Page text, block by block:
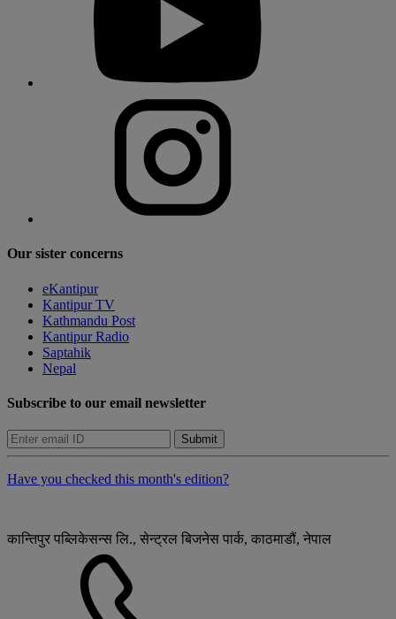
Our sister concerns
eKantipur
Kantipur TV
Kathmandu Post
Kantipur Radio
Saptahik
Nepal
Subscribe to our email newsletter
Submit
Have you checked this month's edition?
कान्तिपुर पब्लिकेसन्स लि., सेन्ट्रल बिजनेस पार्क, काठमाडौं, नेपाल